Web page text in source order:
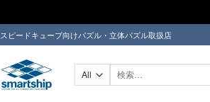
スピードキューブ向けパズル・立体パズル取扱店